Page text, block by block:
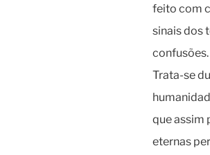
feito com
sinais dos
confusões.
Trata-se
que assim
eternas